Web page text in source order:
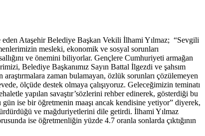
eden Ataşehir Belediye Başkan Vekili İlhami Yılmaz; “Sevgili
mesleki, ekonomik ve sosyal sorunları
ve önemini biliyorlar. Gençlere Cumhuriyeti armağan
Belediye Başkanımız Sayın Battal İlgezdi ve şahsım
zaman bulamayan, özlük sorunları çözülemeyen
ölçüde destek olmaya çalışıyoruz. Geleceğimizin teminatı
yapılan savaştır’sözlerini rehber edinerek, gösterdiği bu
ise bir öğretmenin maaşı ancak kendisine yetiyor” diyerek,
ve mağduriyetlerini dile getirdi. İlhami Yılmaz
ise öğretmenliğin yüzde 4.7 oranla sonlarda çıktığının